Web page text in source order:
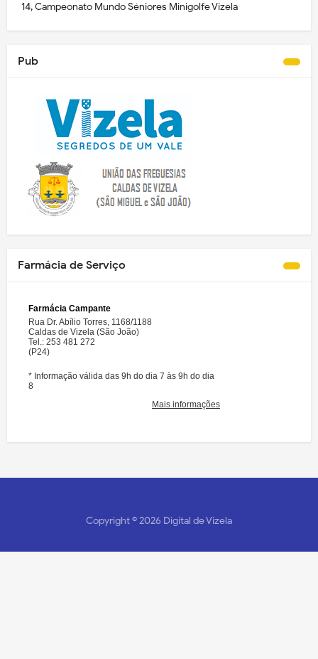
14, Campeonato Mundo Séniores Minigolfe Vizela
Pub
Farmácia de Serviço
Copyright ©2026 Digital de Vizela